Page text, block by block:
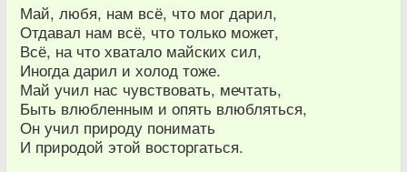
Май, любя, нам всё, что мог дарил,
Отдавал нам всё, что только может,
Всё, на что хватало майских сил,
Иногда дарил и холод тоже.
Май учил нас чувствовать, мечтать,
Быть влюбленным и опять влюбляться,
Он учил природу понимать
И природой этой восторгаться.